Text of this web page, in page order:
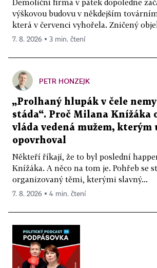
Demoliční firma v pátek dopoledne
výškovou budovu v někdejším
která v červenci vyhořela. Zničený
7. 8. 2026 ▪ 3 min. čtení
PETR HONZEJK
„Prolhaný hlupák v čele
stáda“. Proč Milana Knížáka
vláda vedená mužem, kterým
opovrhoval
Někteří říkají, že to byl poslední
Knížáka. A něco na tom je. Pohřeb se
organizovaný těmi, kterými slavný...
7. 8. 2026 ▪ 4 min. čtení